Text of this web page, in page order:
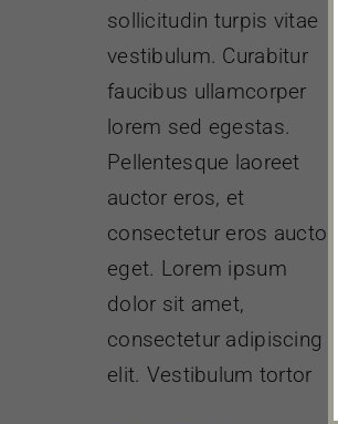
sollicitudin turpis vitae
vestibulum. Curabitur
faucibus ullamcorper
lorem sed egestas.
Pellentesque laoreet
auctor eros, et
consectetur eros auctor
eget. Lorem ipsum
dolor sit amet,
consectetur adipiscing
elit. Vestibulum tortor